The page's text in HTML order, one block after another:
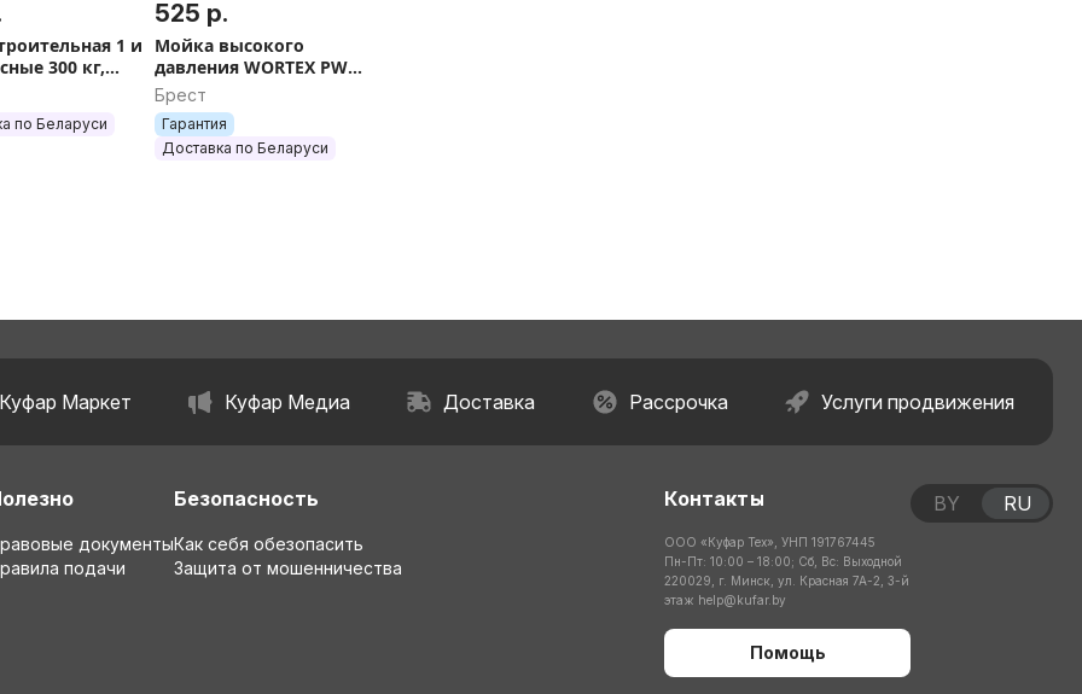
с небольшим весом и
местах без
бесщеточный двигатель, что
легкость
а также функцию
1 и
300 кг,
по Беларуси
525 р.
Мойка высокого
давления WORTEX PW
1620-2. ЕСТЬ СЕЗОННЫЕ
СКИДКИ И АКЦИИ
Брест
Гарантия
Доставка по Беларуси
Куфар Маркет Куфар Медиа Доставка Рассрочка Услуги продвижения
документы
подачи
Безопасность
Как себя обезопасить
Защита от мошенничества
Контакты
ООО «Куфар Тех», УНП 191767445
Пн-Пт: 10:00 – 18:00; Сб, Вс: Выходной
220029, г. Минск, ул. Красная 7А-2, 3-й
этаж help@kufar.by
Помощь
BY RU